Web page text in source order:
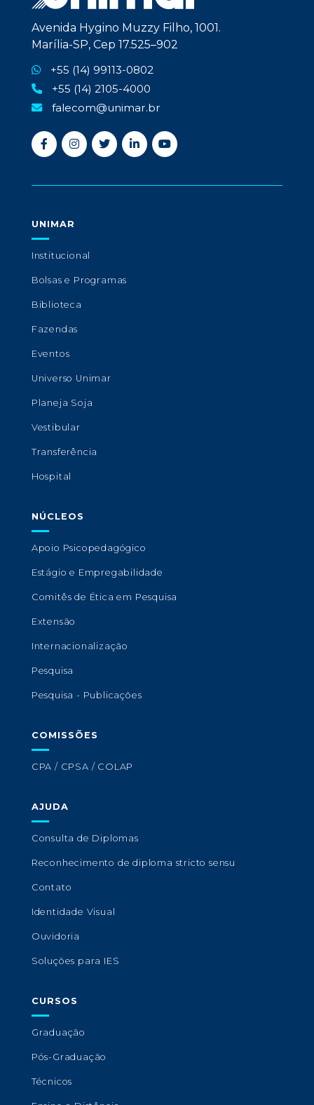
Avenida Hygino Muzzy Filho, 1001.
Marília-SP, Cep 17.525–902
+55 (14) 99113-0802
+55 (14) 2105-4000
falecom@unimar.br
UNIMAR
Institucional
Bolsas e Programas
Biblioteca
Fazendas
Eventos
Universo Unimar
Planeja Soja
Vestibular
Transferência
Hospital
NÚCLEOS
Apoio Psicopedagógico
Estágio e Empregabilidade
Comitês de Ética em Pesquisa
Extensão
Internacionalização
Pesquisa
Pesquisa - Publicações
COMISSÕES
CPA / CPSA / COLAP
AJUDA
Consulta de Diplomas
Reconhecimento de diploma stricto sensu
Contato
Identidade Visual
Ouvidoria
Soluções para IES
CURSOS
Graduação
Pós-Graduação
Técnicos